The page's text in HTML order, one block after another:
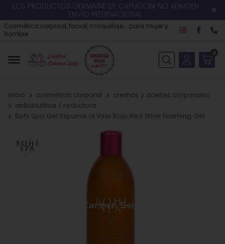
LOS PRODUCTOS GERMAINE DE CAPUCCINI NO ADMITEN
ENVÍO INTERNACIONAL
Cosmética corporal, facial, maquillaje... para mujer y
hombre
Buscar
0
inicio cosmética corporal
cremas y aceites corporales
anticelulítica / reductora
Bohí Spa Gel Espuma al Vino Rojo Red Wine Foaming Gel